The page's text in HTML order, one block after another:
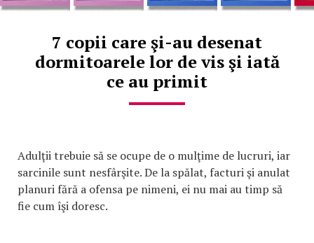
7 copii care şi-au desenat
dormitoarele lor de vis şi iată
ce au primit
Adulţii trebuie să se ocupe de o mulţime de lucruri, iar
sarcinile sunt nesfârşite. De la spălat, facturi şi anulat
planuri fără a ofensa pe nimeni, ei nu mai au timp să
fie cum îşi doresc.